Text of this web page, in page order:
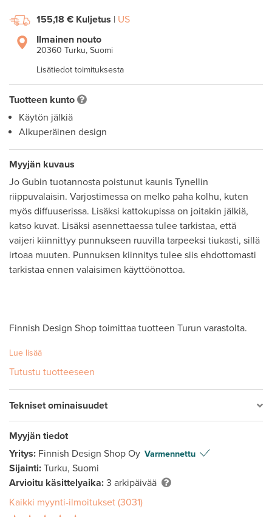
155,18 € Kuljetus | US
Ilmainen nouto
20360 Turku, Suomi
Lisätiedot toimituksesta
Tuotteen kunto
Käytön jälkiä
Alkuperäinen design
Myyjän kuvaus
Jo Gubin tuotannosta poistunut kaunis Tynellin
riippuvalaisin. Varjostimessa on melko paha kolhu, kuten
myös diffuuserissa. Lisäksi kattokupissa on joitakin jälkiä,
katso kuvat. Lisäksi asennettaessa tulee tarkistaa, että
vaijeri kiinnittyy punnukseen ruuvilla tarpeeksi tiukasti, sillä
irtoaa muuten. Punnuksen kiinnitys tulee siis ehdottomasti
tarkistaa ennen valaisimen käyttöönottoa.
Finnish Design Shop toimittaa tuotteen Turun varastolta.
Lue lisää
Tutustu tuotteeseen
Tekniset ominaisuudet
Myyjän tiedot
Yritys: Finnish Design Shop Oy Varmennettu
Sijainti: Turku, Suomi
Arvioitu käsittelyaika: 3 arkipäivää
Kaikki myynti-ilmoitukset (3031)